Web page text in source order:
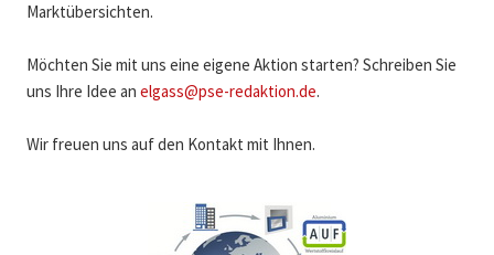
Marktübersichten.
Möchten Sie mit uns eine eigene Aktion starten? Schreiben Sie
uns Ihre Idee an elgass@pse-redaktion.de.
Wir freuen uns auf den Kontakt mit Ihnen.